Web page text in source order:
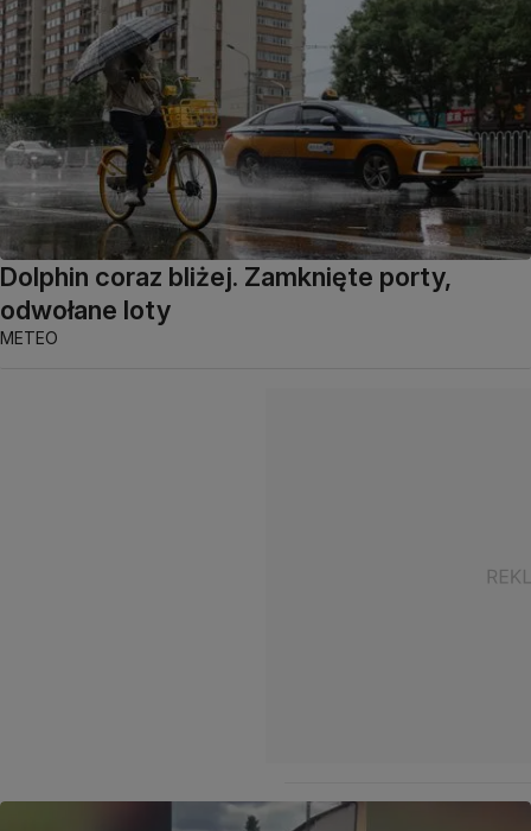
Dolphin coraz bliżej. Zamknięte porty,
odwołane loty
METEO